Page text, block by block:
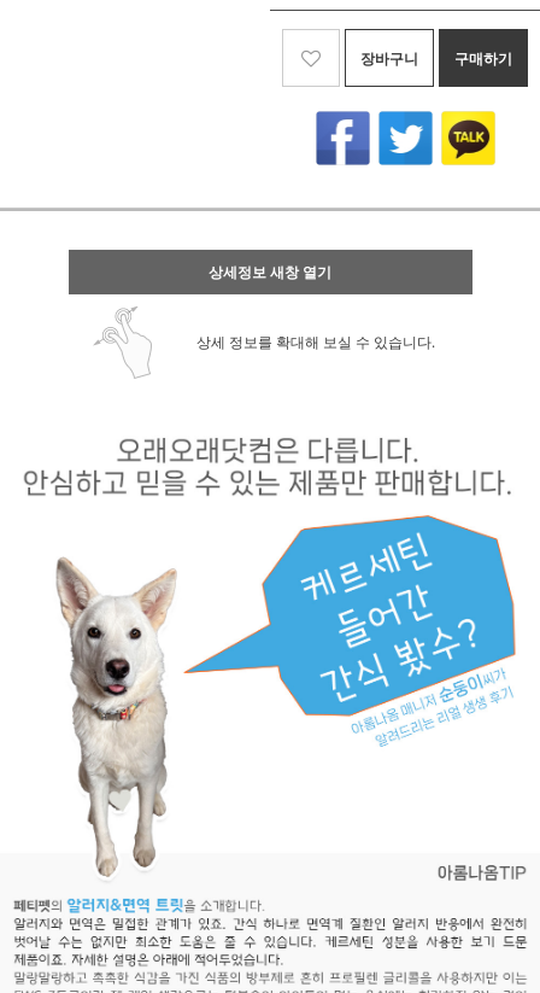
장바구니 구매하기
상세정보 새창 열기
상세 정보를 확대해 보실 수 있습니다.